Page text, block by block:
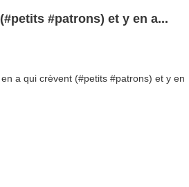
Y en a qui crèvent (#petits #patrons) et y en a...